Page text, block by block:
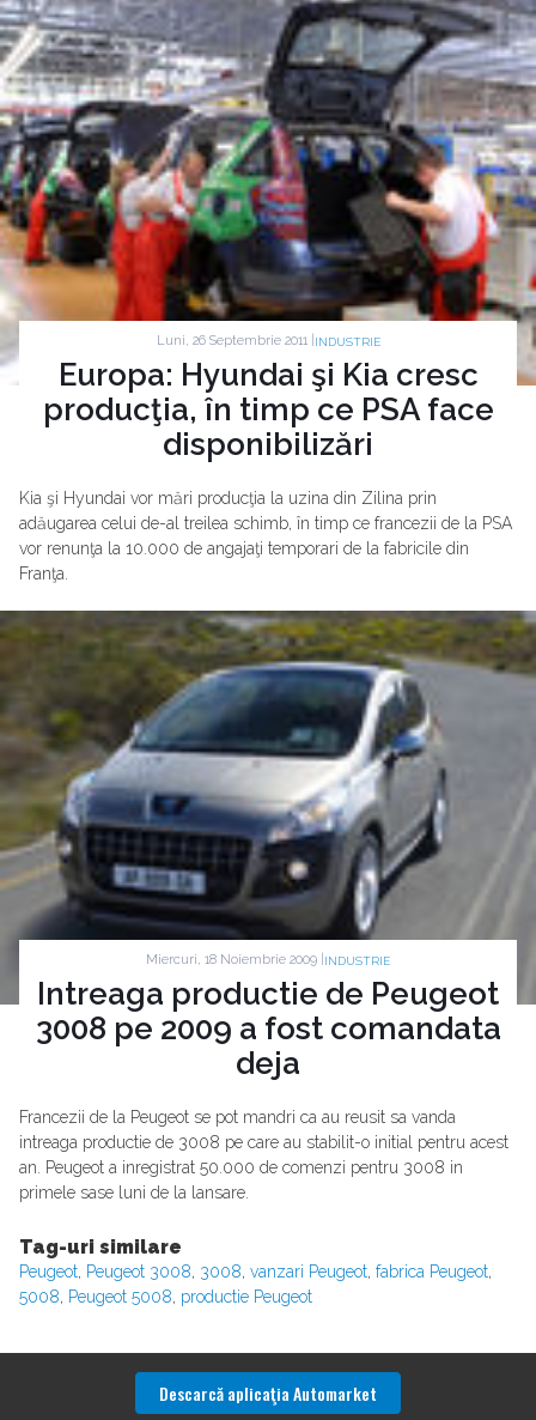
Luni, 26 Septembrie 2011 | INDUSTRIE
Europa: Hyundai şi Kia cresc
producţia, în timp ce PSA face
disponibilizări
Kia şi Hyundai vor mări producţia la uzina din Zilina prin
adăugarea celui de-al treilea schimb, în timp ce francezii de la PSA
vor renunţa la 10.000 de angajaţi temporari de la fabricile din
Franţa.
Miercuri, 18 Noiembrie 2009 | INDUSTRIE
Intreaga productie de Peugeot
3008 pe 2009 a fost comandata
deja
Francezii de la Peugeot se pot mandri ca au reusit sa vanda
intreaga productie de 3008 pe care au stabilit-o initial pentru acest
an. Peugeot a inregistrat 50.000 de comenzi pentru 3008 in
primele sase luni de la lansare.
Tag-uri similare
Peugeot, Peugeot 3008, 3008, vanzari Peugeot, fabrica Peugeot,
5008, Peugeot 5008, productie Peugeot
Descarcă aplicaţia Automarket